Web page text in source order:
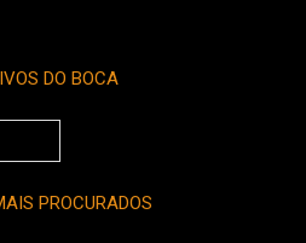
DO BOCA
PROCURADOS